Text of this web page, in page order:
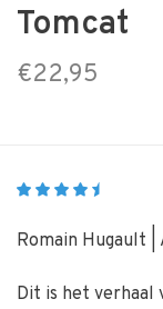
Tomcat
€22,95
Romain Hugault |
Dit is het verhaal